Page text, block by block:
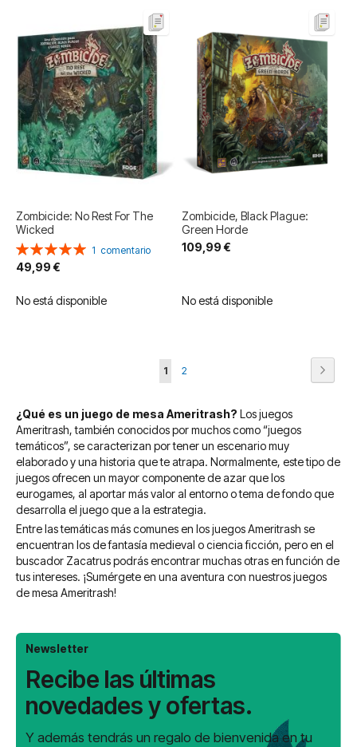
Zombicide: No Rest For The
Wicked
Valoración:
100%
1 comentario
49,99 €
No está disponible
Zombicide, Black Plague:
Green Horde
109,99 €
No está disponible
Página
Actualmente
leyendo
página
1 Página
2
¿Qué es un juego de mesa Ameritrash? Los juegos
Ameritrash, también conocidos por muchos como “juegos
temáticos”, se caracterizan por tener un escenario muy
elaborado y una historia que te atrapa. Normalmente, este tipo de
juegos ofrecen un mayor componente de azar que los
eurogames, al aportar más valor al entorno o tema de fondo que
desarrolla el juego que a la estrategia.
Entre las temáticas más comunes en los juegos Ameritrash se
encuentran los de fantasía medieval o ciencia ficción, pero en el
buscador Zacatrus podrás encontrar muchas otras en función de
tus intereses. ¡Sumérgete en una aventura con nuestros juegos
de mesa Ameritrash!
Newsletter
Recibe las últimas
novedades y ofertas.
Y además tendrás un regalo de bienvenida en tu